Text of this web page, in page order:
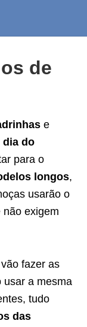
de
e
dia do
para o
longos,
usarão o
não exigem
fazer as
usar a mesma
tudo
das